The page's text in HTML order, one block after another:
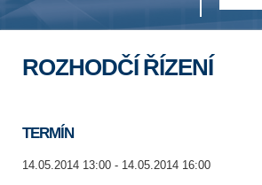
ROZHODČÍ ŘÍZENÍ
TERMÍN
14.05.2014 13:00 - 14.05.2014 16:00